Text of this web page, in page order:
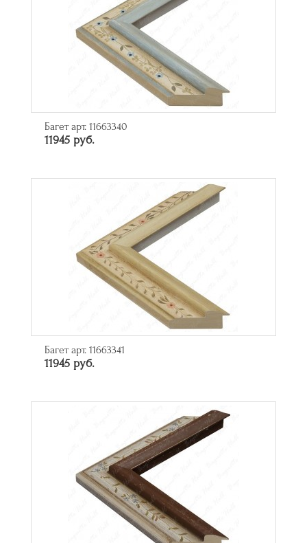
Багет арт. 11663340
11945 руб.
Багет арт. 11663341
11945 руб.